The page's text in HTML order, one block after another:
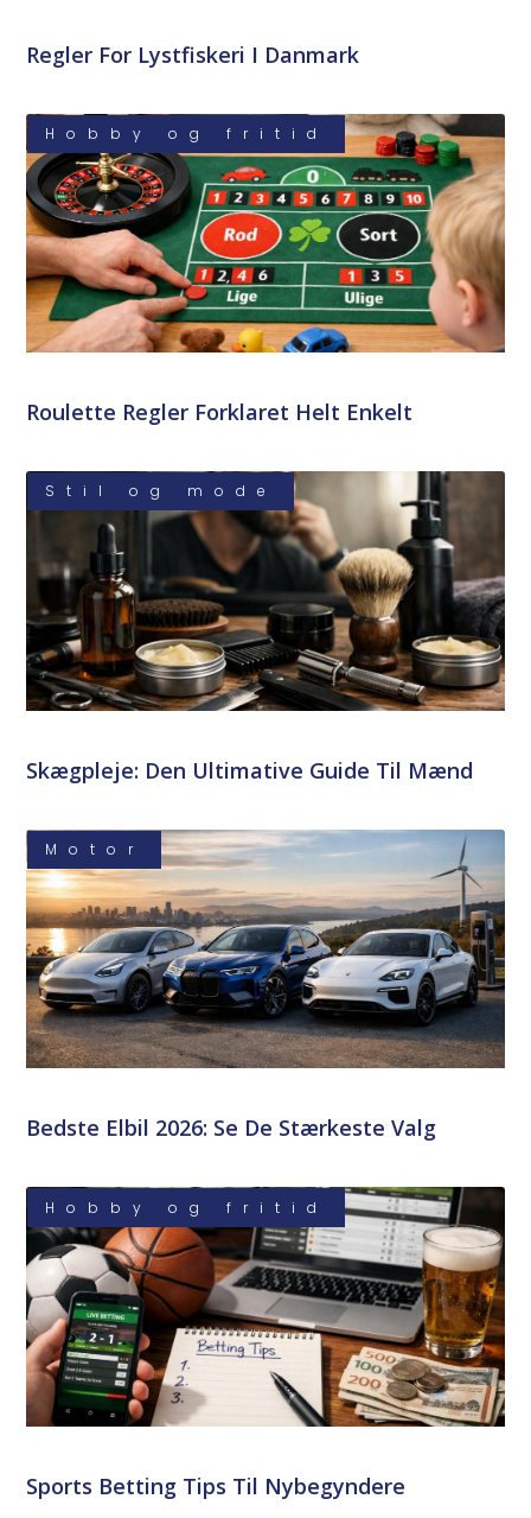
Regler For Lystfiskeri I Danmark
Hobby og fritid
Roulette Regler Forklaret Helt Enkelt
Stil og mode
Skægpleje: Den Ultimative Guide Til Mænd
Motor
Bedste Elbil 2026: Se De Stærkeste Valg
Hobby og fritid
Sports Betting Tips Til Nybegyndere